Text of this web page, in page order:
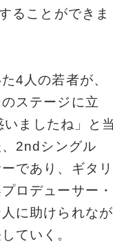
ることができま
4人の若者が、
ステージに立
ましたね」と
2ndシングル
であり、ギタリ
ロデューサー・
に助けられなが
ていく。